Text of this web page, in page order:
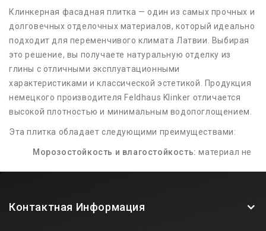
Клинкерная фасадная плитка — один из самых прочных и
долговечных отделочных материалов, который идеально
подходит для переменчивого климата Латвии. Выбирая
это решение, вы получаете натуральную отделку из
глины с отличными эксплуатационными
характеристиками и классической эстетикой. Продукция
немецкого производителя Feldhaus Klinker отличается
высокой плотностью и минимальным водопоглощением.
Эта плитка обладает следующими преимуществами:
Морозостойкость и влагостойкость: материал не
солнце.
Контактная Информация